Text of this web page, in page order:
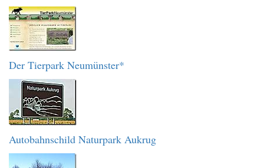
Der Tierpark Neumünster*
Autobahnschild Naturpark Aukrug